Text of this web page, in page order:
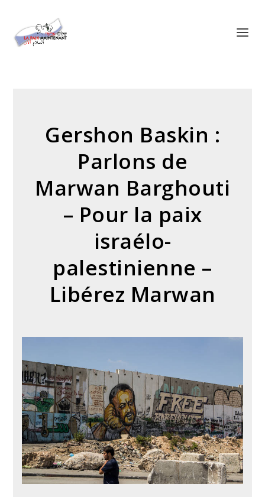
Gershon Baskin :
Parlons de
Marwan Barghouti
– Pour la paix
israélo-
palestinienne –
Libérez Marwan